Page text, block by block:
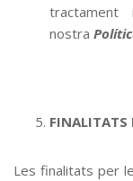
nostra
FINALITATS
Les finalitats per